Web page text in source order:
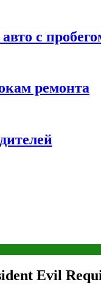
с
ремонта
Evil